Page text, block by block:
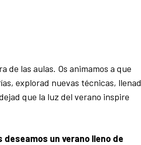
de las aulas. Os animamos a que
explorad nuevas técnicas, llenad
que la luz del verano inspire
un verano lleno de